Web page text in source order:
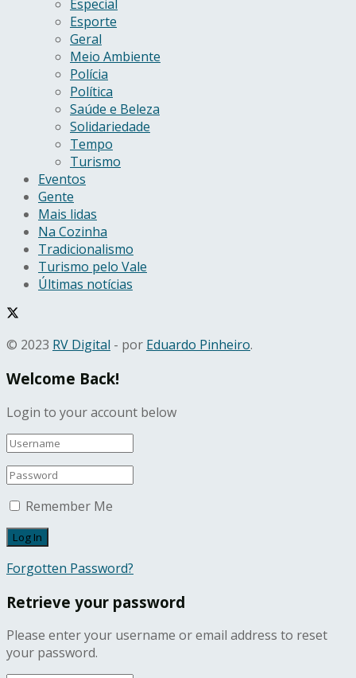
Especial
Esporte
Geral
Meio Ambiente
Polícia
Política
Saúde e Beleza
Solidariedade
Tempo
Turismo
Eventos
Gente
Mais lidas
Na Cozinha
Tradicionalismo
Turismo pelo Vale
Últimas notícias
© 2023 RV Digital - por Eduardo Pinheiro.
Welcome Back!
Login to your account below
Remember Me
Forgotten Password?
Retrieve your password
Please enter your username or email address to reset
your password.